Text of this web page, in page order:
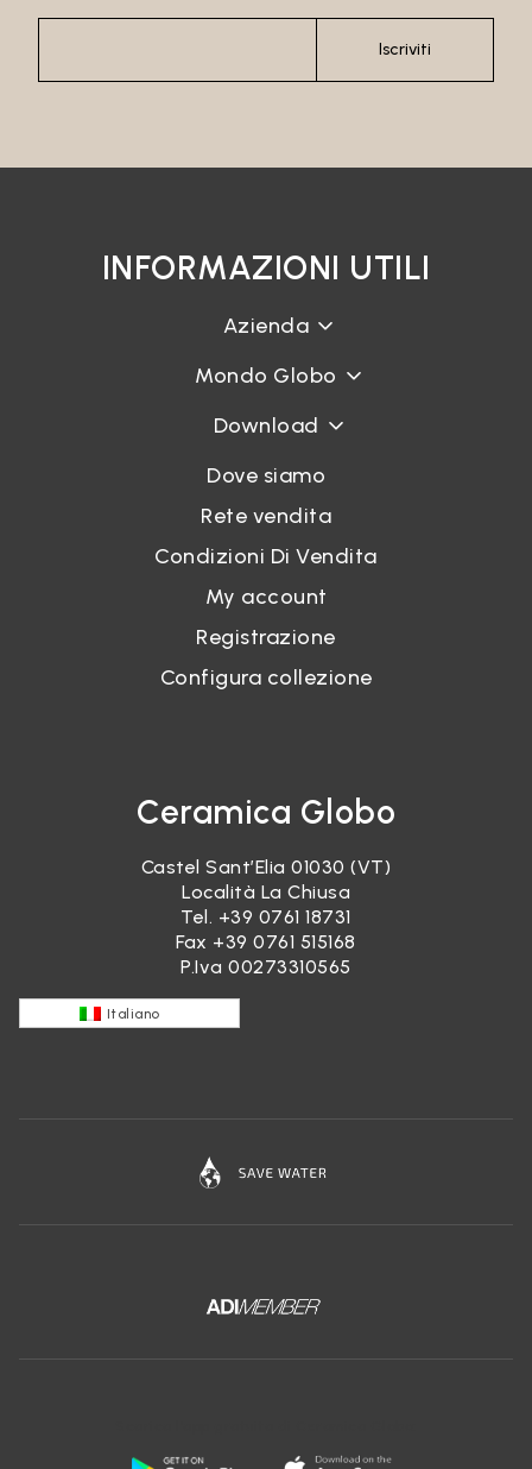
Iscriviti
INFORMAZIONI UTILI
Azienda
Mondo Globo
Download
Dove siamo
Rete vendita
Condizioni Di Vendita
My account
Registrazione
Configura collezione
Ceramica Globo
Castel Sant’Elia 01030 (VT)
Località La Chiusa
Tel. +39 0761 18731
Fax +39 0761 515168
P.Iva 00273310565
Italiano